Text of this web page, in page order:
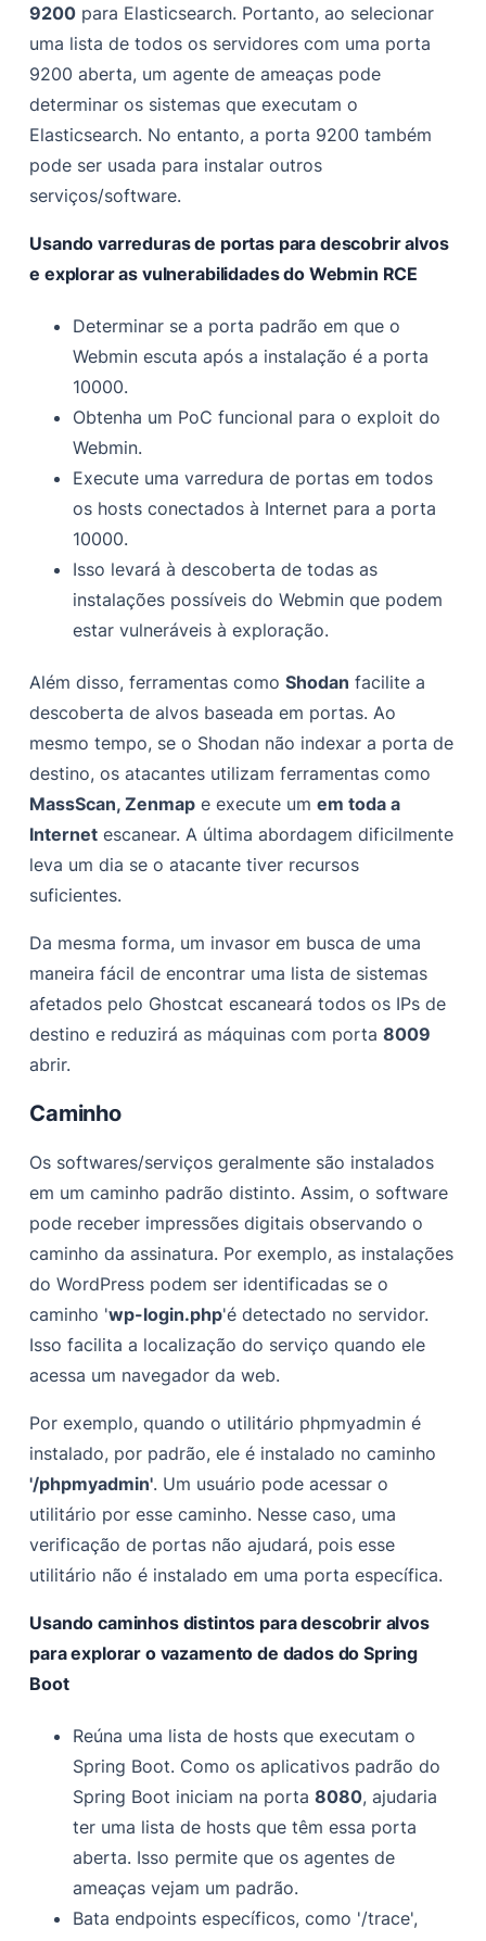
9200 para Elasticsearch. Portanto, ao selecionar
uma lista de todos os servidores com uma porta
9200 aberta, um agente de ameaças pode
determinar os sistemas que executam o
Elasticsearch. No entanto, a porta 9200 também
pode ser usada para instalar outros
serviços/software.
Usando varreduras de portas para descobrir alvos
e explorar as vulnerabilidades do Webmin RCE
Determinar se a porta padrão em que o
Webmin escuta após a instalação é a porta
10000.
Obtenha um PoC funcional para o exploit do
Webmin.
Execute uma varredura de portas em todos
os hosts conectados à Internet para a porta
10000.
Isso levará à descoberta de todas as
instalações possíveis do Webmin que podem
estar vulneráveis à exploração.
Além disso, ferramentas comoShodan facilite a
descoberta de alvos baseada em portas. Ao
mesmo tempo, se o Shodan não indexar a porta de
destino, os atacantes utilizam ferramentas como
MassScan, Zenmap e execute umem toda a
Internet escanear. A última abordagem dificilmente
leva um dia se o atacante tiver recursos
suficientes.
Da mesma forma, um invasor em busca de uma
maneira fácil de encontrar uma lista de sistemas
afetados pelo Ghostcat escaneará todos os IPs de
destino e reduzirá as máquinas com porta8009
abrir.
Caminho
Os softwares/serviços geralmente são instalados
em um caminho padrão distinto. Assim, o software
pode receber impressões digitais observando o
caminho da assinatura. Por exemplo, as instalações
do WordPress podem ser identificadas se o
caminho 'wp-login.php'é detectado no servidor.
Isso facilita a localização do serviço quando ele
acessa um navegador da web.
Por exemplo, quando o utilitário phpmyadmin é
instalado, por padrão, ele é instalado no caminho
'/phpmyadmin'. Um usuário pode acessar o
utilitário por esse caminho. Nesse caso, uma
verificação de portas não ajudará, pois esse
utilitário não é instalado em uma porta específica.
Usando caminhos distintos para descobrir alvos
para explorar o vazamento de dados do Spring
Boot
Reúna uma lista de hosts que executam o
Spring Boot. Como os aplicativos padrão do
Spring Boot iniciam na porta8080, ajudaria
ter uma lista de hosts que têm essa porta
aberta. Isso permite que os agentes de
ameaças vejam um padrão.
Bataendpoints específicos, como '/trace',